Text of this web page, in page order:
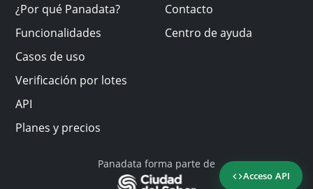
Acceso API
¿Por qué Panadata?
Funcionalidades
Casos de uso
Verificación por lotes
API
Planes y precios
Contacto
Centro de ayuda
Panadata forma parte de